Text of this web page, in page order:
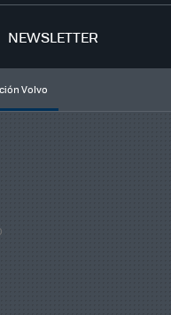
NEWSLETTER
Volvo